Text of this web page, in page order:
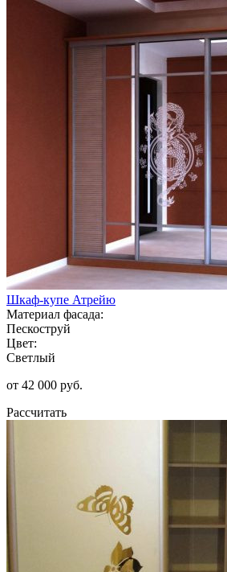
Шкаф-купе Атрейю
Материал фасада:
Пескоструй
Цвет:
Светлый
от 42 000 руб.
Рассчитать